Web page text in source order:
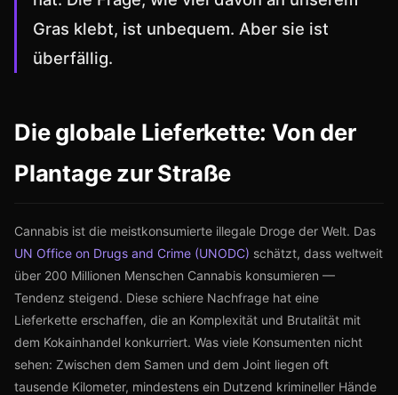
Gras klebt, ist unbequem. Aber sie ist
überfällig.
Die globale Lieferkette: Von der
Plantage zur Straße
Cannabis ist die meistkonsumierte illegale Droge der Welt. Das
UN Office on Drugs and Crime (UNODC) schätzt, dass weltweit
über 200 Millionen Menschen Cannabis konsumieren —
Tendenz steigend. Diese schiere Nachfrage hat eine
Lieferkette erschaffen, die an Komplexität und Brutalität mit
dem Kokainhandel konkurriert. Was viele Konsumenten nicht
sehen: Zwischen dem Samen und dem Joint liegen oft
tausende Kilometer, mindestens ein Dutzend krimineller Hände